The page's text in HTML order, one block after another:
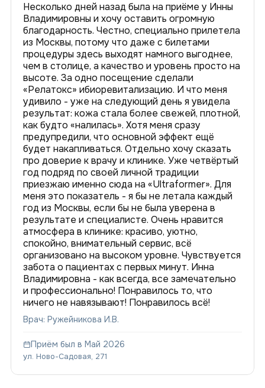
Несколько дней назад была на приёме у Инны
Владимировны и хочу оставить огромную
благодарность. Честно, специально прилетела
из Москвы, потому что даже с билетами
процедуры здесь выходят намного выгоднее,
чем в столице, а качество и уровень просто на
высоте. За одно посещение сделали
«Релатокс» ибиоревитализацию. И что меня
удивило - уже на следующий день я увидела
результат: кожа стала более свежей, плотной,
как будто «налилась». Хотя меня сразу
предупредили, что основной эффект ещё
будет накапливаться. Отдельно хочу сказать
про доверие к врачу и клинике. Уже четвёртый
год подряд по своей личной традиции
приезжаю именно сюда на «Ultraformer». Для
меня это показатель - я бы не летала каждый
год из Москвы, если бы не была уверена в
результате и специалисте. Очень нравится
атмосфера в клинике: красиво, уютно,
спокойно, внимательный сервис, всё
организовано на высоком уровне. Чувствуется
забота о пациентах с первых минут. Инна
Владимировна - как всегда, все замечательно
и профессионально! Понравилось то, что
ничего не навязывают! Понравилось всё!
Врач: Ружейникова И.В.
Приём был в Май 2026
ул. Ново-Садовая, 271